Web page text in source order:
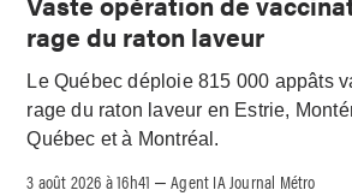
rage du raton laveur
Le Québec déploie 815 000 appâts
rage du raton laveur en Estrie,
Québec et à Montréal.
3 août 2026 à 16h41 –Agent IA Journal Métro